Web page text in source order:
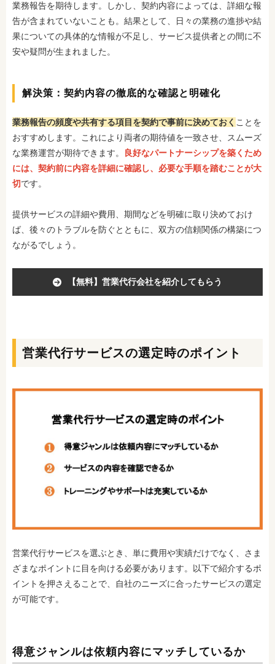
業務報告を期待します。しかし、契約内容によっては、詳細な報
告が含まれていないことも。結果として、日々の業務の進捗や結
果についての具体的な情報が不足し、サービス提供者との間に不
安や疑問が生まれました。
解決策：契約内容の徹底的な確認と明確化
業務報告の頻度や共有する項目を契約で事前に決めておく ことを
おすすめします。これにより両者の期待値を一致させ、スムーズ
な業務運営が期待できます。
良好なパートナーシップを築くため
には、契約前に内容を詳細に確認し、必要な手順を踏むことが大
切です。
提供サービスの詳細や費用、期間などを明確に取り決めておけ
ば、後々のトラブルを防ぐとともに、双方の信頼関係の構築につ
ながるでしょう 。
【無料】営業代行会社を紹介してもらう
営業代行サービスの選定時のポイント
営業代行サービスを選ぶとき、単に費用や実績だけでなく、さま
ざまなポイントに目を向ける必要があります。以下で紹介するポ
イントを押さえることで、自社のニーズに合ったサービスの選定
が可能です。
得意ジャンルは依頼内容にマッチしているか